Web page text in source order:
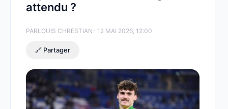
attendu ?
PARLOUIS CHRESTIAN- 12 MAI 2026, 12:00
🔗 Partager